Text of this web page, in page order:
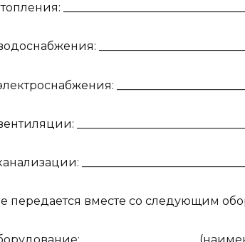
передается вместе со следующим